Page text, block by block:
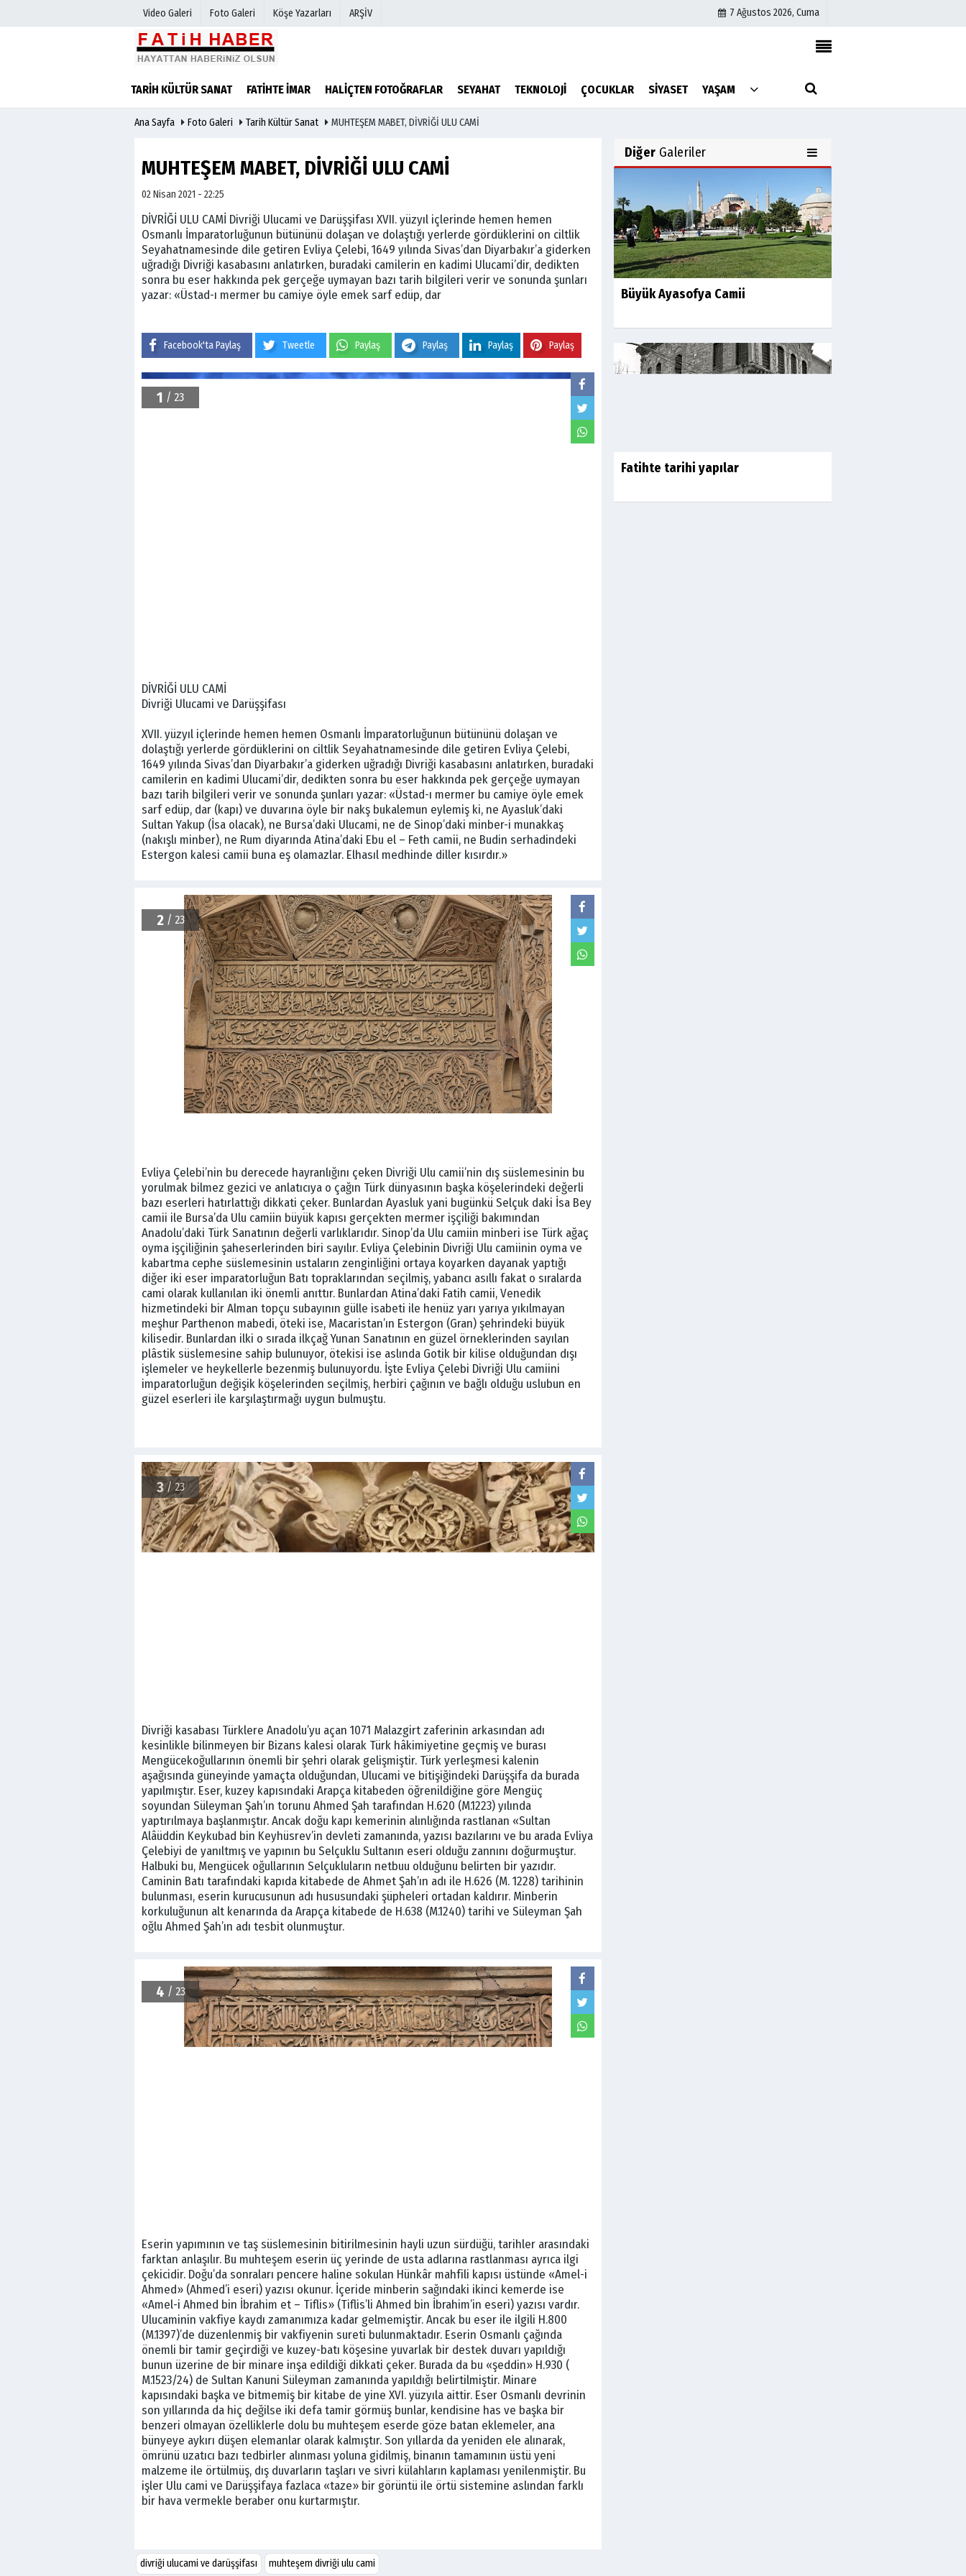
Video Galeri Foto Galeri Köşe Yazarları ARŞİV 7 Ağustos 2026, Cuma
TARIH KÜLTÜR SANAT FATIHTE İMAR HALIÇTEN FOTOĞRAFLAR SEYAHAT TEKNOLOJİ ÇOCUKLAR SİYASET YAŞAM
Günün Haberleri
Biyografiler
Köşe Yazarları
Video Galeri
Künye
İletişim
Ana Sayfa Foto Galeri Tarih Kültür Sanat MUHTEŞEM MABET, DİVRİĞİ ULU CAMİ
MUHTEŞEM MABET, DİVRİĞİ ULU CAMİ
02 Nisan 2021 - 22:25
DİVRİĞİ ULU CAMİ Divriği Ulucami ve Darüşşifası XVII. yüzyıl içlerinde hemen hemen
Osmanlı İmparatorluğunun bütününü dolaşan ve dolaştığı yerlerde gördüklerini on ciltlik
Seyahatnamesinde dile getiren Evliya Çelebi, 1649 yılında Sivas’dan Diyarbakır’a giderken
uğradığı Divriği kasabasını anlatırken, buradaki camilerin en kadimi Ulucami’dir, dedikten
sonra bu eser hakkında pek gerçeğe uymayan bazı tarih bilgileri verir ve sonunda şunları
yazar: «Üstad-ı mermer bu camiye öyle emek sarf edüp, dar
Facebook'ta Paylaş Tweetle Paylaş Paylaş Paylaş Paylaş
1 / 23
DİVRİĞİ ULU CAMİ
Divriği Ulucami ve Darüşşifası
XVII. yüzyıl içlerinde hemen hemen Osmanlı İmparatorluğunun bütününü dolaşan ve
dolaştığı yerlerde gördüklerini on ciltlik Seyahatnamesinde dile getiren Evliya Çelebi,
1649 yılında Sivas’dan Diyarbakır’a giderken uğradığı Divriği kasabasını anlatırken, buradaki
camilerin en kadimi Ulucami’dir, dedikten sonra bu eser hakkında pek gerçeğe uymayan
bazı tarih bilgileri verir ve sonunda şunları yazar: «Üstad-ı mermer bu camiye öyle emek
sarf edüp, dar (kapı) ve duvarına öyle bir nakş bukalemun eylemiş ki, ne Ayasluk’daki
Sultan Yakup (İsa olacak), ne Bursa’daki Ulucami, ne de Sinop’daki minber-i munakkaş
(nakışlı minber), ne Rum diyarında Atina’daki Ebu el – Feth camii, ne Budin serhadindeki
Estergon kalesi camii buna eş olamazlar. Elhasıl medhinde diller kısırdır.»
2 / 23
Evliya Çelebi’nin bu derecede hayranlığını çeken Divriği Ulu camii’nin dış süslemesinin bu
yorulmak bilmez gezici ve anlatıcıya o çağın Türk dünyasının başka köşelerindeki değerli
bazı eserleri hatırlattığı dikkati çeker. Bunlardan Ayasluk yani bugünkü Selçuk daki İsa Bey
camii ile Bursa’da Ulu camiin büyük kapısı gerçekten mermer işçiliği bakımından
Anadolu’daki Türk Sanatının değerli varlıklarıdır. Sinop’da Ulu camiin minberi ise Türk ağaç
oyma işçiliğinin şaheserlerinden biri sayılır. Evliya Çelebinin Divriği Ulu camiinin oyma ve
kabartma cephe süslemesinin ustaların zenginliğini ortaya koyarken dayanak yaptığı
diğer iki eser imparatorluğun Batı topraklarından seçilmiş, yabancı asıllı fakat o sıralarda
cami olarak kullanılan iki önemli anıttır. Bunlardan Atina’daki Fatih camii, Venedik
hizmetindeki bir Alman topçu subayının gülle isabeti ile henüz yarı yarıya yıkılmayan
meşhur Parthenon mabedi, öteki ise, Macaristan’ın Estergon (Gran) şehrindeki büyük
kilisedir. Bunlardan ilki o sırada ilkçağ Yunan Sanatının en güzel örneklerinden sayılan
plâstik süslemesine sahip bulunuyor, ötekisi ise aslında Gotik bir kilise olduğundan dışı
işlemeler ve heykellerle bezenmiş bulunuyordu. İşte Evliya Çelebi Divriği Ulu camiini
imparatorluğun değişik köşelerinden seçilmiş, herbiri çağının ve bağlı olduğu uslubun en
güzel eserleri ile karşılaştırmağı uygun bulmuştu.
3/ 23
Divriği kasabası Türklere Anadolu’yu açan 1071 Malazgirt zaferinin arkasından adı
kesinlikle bilinmeyen bir Bizans kalesi olarak Türk hâkimiyetine geçmiş ve burası
Mengücekoğullarının önemli bir şehri olarak gelişmiştir. Türk yerleşmesi kalenin
aşağısında güneyinde yamaçta olduğundan, Ulucami ve bitişiğindeki Darüşşifa da burada
yapılmıştır. Eser, kuzey kapısındaki Arapça kitabeden öğrenildiğine göre Mengüç
soyundan Süleyman Şah’ın torunu Ahmed Şah tarafından H.620 (M.1223) yılında
yaptırılmaya başlanmıştır. Ancak doğu kapı kemerinin alınlığında rastlanan «Sultan
Alâüddin Keykubad bin Keyhüsrev’in devleti zamanında, yazısı bazılarını ve bu arada Evliya
Çelebiyi de yanıltmış ve yapının bu Selçuklu Sultanın eseri olduğu zannını doğurmuştur.
Halbuki bu, Mengücek oğullarının Selçukluların netbuu olduğunu belirten bir yazıdır.
Caminin Batı tarafındaki kapıda kitabede de Ahmet Şah’ın adı ile H.626 (M. 1228) tarihinin
bulunması, eserin kurucusunun adı hususundaki şüpheleri ortadan kaldırır. Minberin
korkuluğunun alt kenarında da Arapça kitabede de H.638 (M.1240) tarihi ve Süleyman Şah
oğlu Ahmed Şah’ın adı tesbit olunmuştur.
4 / 23
Eserin yapımının ve taş süslemesinin bitirilmesinin hayli uzun sürdüğü, tarihler arasındaki
farktan anlaşılır. Bu muhteşem eserin üç yerinde de usta adlarına rastlanması ayrıca ilgi
çekicidir. Doğu’da sonraları pencere haline sokulan Hünkâr mahfili kapısı üstünde «Amel-i
Ahmed» (Ahmed’i eseri) yazısı okunur. İçeride minberin sağındaki ikinci kemerde ise
«Amel-i Ahmed bin İbrahim et – Tiflis» (Tiflis’li Ahmed bin İbrahim’in eseri) yazısı vardır.
Ulucaminin vakfiye kaydı zamanımıza kadar gelmemiştir. Ancak bu eser ile ilgili H.800
(M.1397)’de düzenlenmiş bir vakfiyenin sureti bulunmaktadır. Eserin Osmanlı çağında
önemli bir tamir geçirdiği ve kuzey-batı köşesine yuvarlak bir destek duvarı yapıldığı
bunun üzerine de bir minare inşa edildiği dikkati çeker. Burada da bu «şeddin» H.930 (
M.1523/24) de Sultan Kanuni Süleyman zamanında yapıldığı belirtilmiştir. Minare
kapısındaki başka ve bitmemiş bir kitabe de yine XVI. yüzyıla aittir. Eser Osmanlı devrinin
son yıllarında da hiç değilse iki defa tamir görmüş bunlar, kendisine has ve başka bir
benzeri olmayan özelliklerle dolu bu muhteşem eserde göze batan eklemeler, ana
bünyeye aykırı düşen elemanlar olarak kalmıştır. Son yıllarda da yeniden ele alınarak,
ömrünü uzatıcı bazı tedbirler alınması yoluna gidilmiş, binanın tamamının üstü yeni
malzeme ile örtülmüş, dış duvarların taşları ve sivri külahların kaplaması yenilenmiştir. Bu
işler Ulu cami ve Darüşşifaya fazlaca «taze» bir görüntü ile örtü sistemine aslından farklı
bir hava vermekle beraber onu kurtarmıştır.
divriği ulucami ve darüşşifası muhteşem divriği ulu cami
Diğer Galeriler
Büyük Ayasofya Camii
Fatihte tarihi yapılar